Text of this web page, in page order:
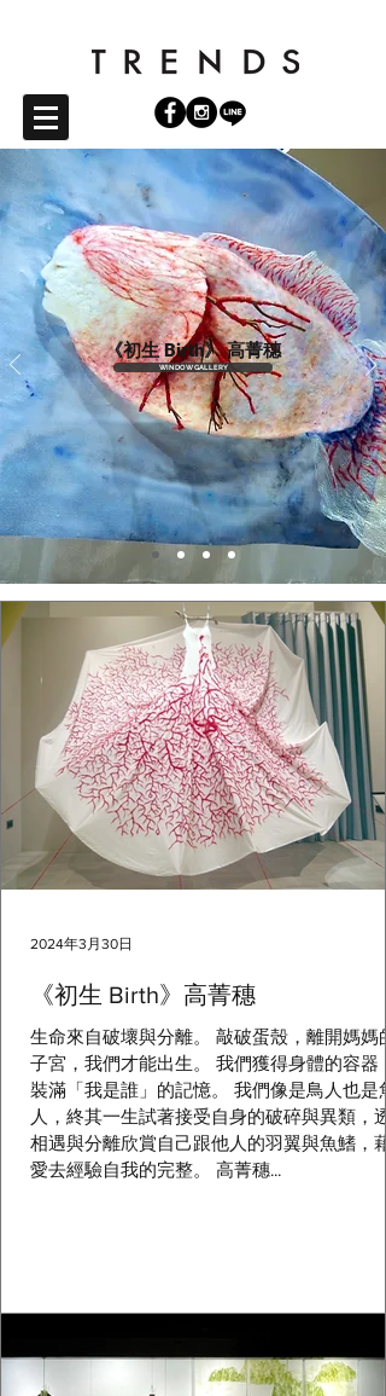
《初生 Birth》 高菁穗
WINDOW GALLERY
《初生 Birth》高菁穗
生命來自破壞與分離。 敲破蛋殼，離開媽媽的
子宮，我們才能出生。 我們獲得身體的容器，
裝滿「我是誰」的記憶。 我們像是鳥人也是魚
人，終其一生試著接受自身的破碎與異類，透
相遇與分離欣賞自己跟他人的羽翼與魚鰭，藉
愛去經驗自我的完整。 高菁穗...
2024年3月30日